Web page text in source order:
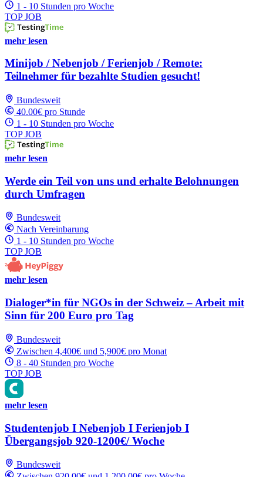
1 - 10 Stunden pro Woche
TOP JOB
mehr lesen
Minijob / Nebenjob / Ferienjob / Remote:
Teilnehmer für bezahlte Studien gesucht!
Bundesweit
40.00€ pro Stunde
1 - 10 Stunden pro Woche
TOP JOB
mehr lesen
Werde ein Teil von uns und erhalte Belohnungen
durch Umfragen
Bundesweit
Nach Vereinbarung
1 - 10 Stunden pro Woche
TOP JOB
mehr lesen
Dialoger*in für NGOs in der Schweiz – Arbeit mit
Sinn für 200 Euro pro Tag
Bundesweit
Zwischen 4,400€ und 5,900€ pro Monat
8 - 40 Stunden pro Woche
TOP JOB
mehr lesen
Studentenjob I Nebenjob I Ferienjob I
Übergangsjob 920-1200€/ Woche
Bundesweit